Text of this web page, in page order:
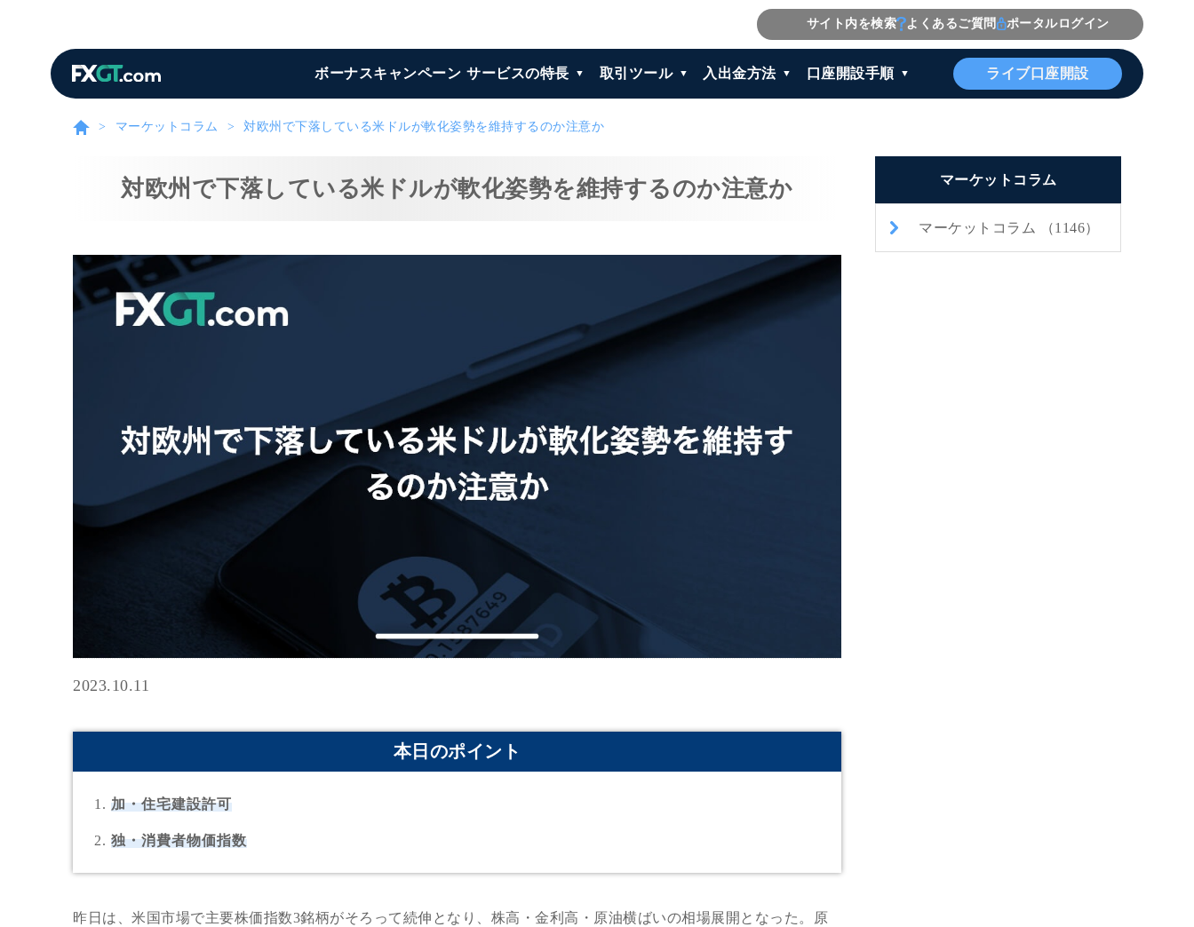
サイト内を検索 よくあるご質問 ポータルログイン
ボーナスキャンペーン サービスの特長 取引ツール 入出金方法 口座開設手順 ライブ口座開設
マーケットコラム 対欧州で下落している米ドルが軟化姿勢を維持するのか注意か
対欧州で下落している米ドルが軟化姿勢を維持するのか注意か
2023.10.11
本日のポイント
加・住宅建設許可
独・消費者物価指数
昨日は、米国市場で主要株価指数3銘柄がそろって続伸となり、株高・金利高・原油横ばいの相場展開となった。原
マーケットコラム
マーケットコラム （1146）